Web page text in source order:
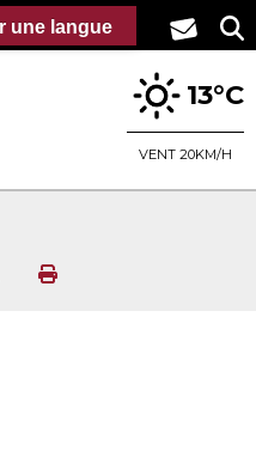
13°C
VENT 20KM/H
sur Facebook
Partager sur Twitter
Imprimer la page
une langue